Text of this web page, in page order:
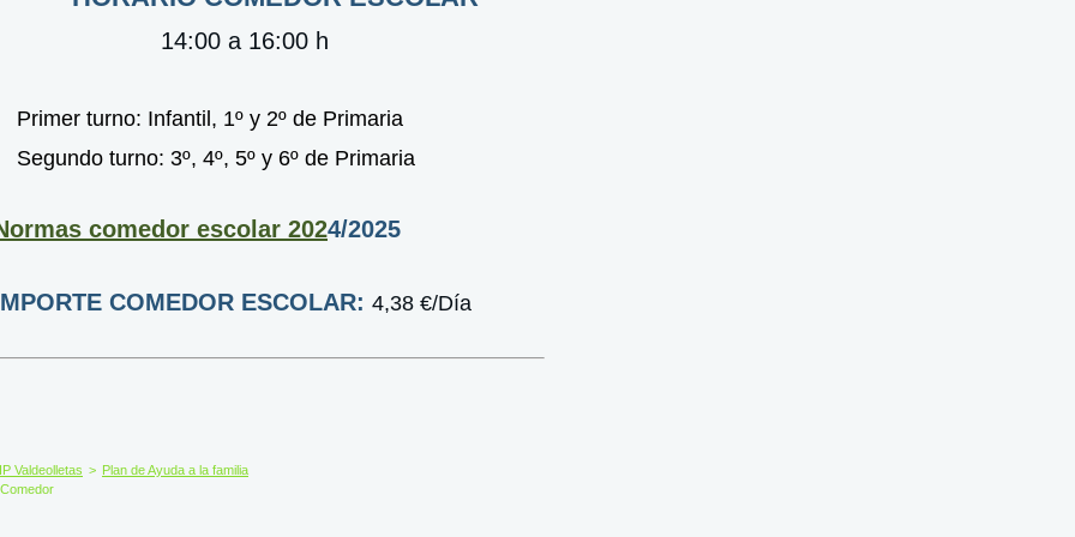
14:00 a 16:00 h
Primer turno: Infantil, 1º y 2º de Primaria
Segundo turno: 3º, 4º, 5º y 6º de Primaria
comedor escolar 2024/2025
COMEDOR ESCOLAR: 4,38 €/Día
Valdeolletas > Plan de Ayuda a la familia
Comedor